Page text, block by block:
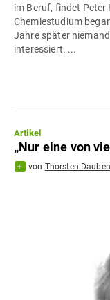
im Beruf, findet Peter
Chemiestudium
Jahre später
interessiert. ...
Artikel
„Nur eine von
von Thorsten